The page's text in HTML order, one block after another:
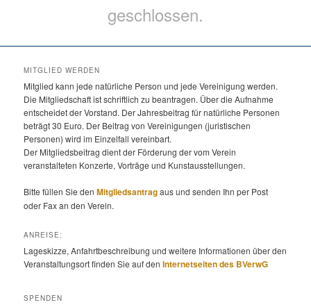
geschlossen.
MITGLIED WERDEN
Mitglied kann jede natürliche Person und jede Vereinigung werden.
Die Mitgliedschaft ist schriftlich zu beantragen. Über die Aufnahme
entscheidet der Vorstand. Der Jahresbeitrag für natürliche Personen
beträgt 30 Euro. Der Beitrag von Vereinigungen (juristischen
Personen) wird im Einzelfall vereinbart.
Der Mitgliedsbeitrag dient der Förderung der vom Verein
veranstalteten Konzerte, Vorträge und Kunstausstellungen.
Bitte füllen Sie denMitgliedsantragaus und senden Ihn per Post
oder Fax an den Verein.
ANREISE:
Lageskizze, Anfahrtbeschreibung und weitere Informationen über den
Veranstaltungsort finden Sie auf denInternetseiten des BVerwG
SPENDEN